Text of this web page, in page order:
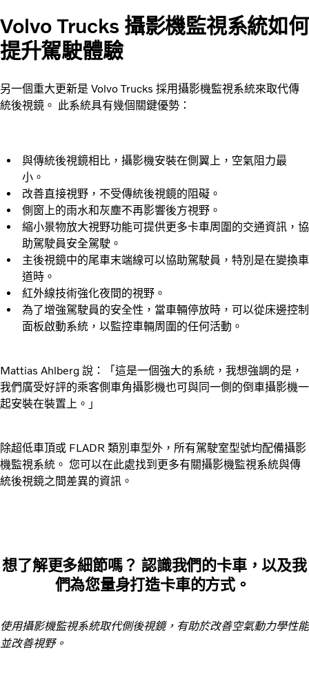
Volvo Trucks 攝影機監視系統如何
提升駕駛體驗
另一個重大更新是 Volvo Trucks 採用攝影機監視系統來取代傳
統後視鏡。 此系統具有幾個關鍵優勢：
與傳統後視鏡相比，攝影機安裝在側翼上，空氣阻力最
小。
改善直接視野，不受傳統後視鏡的阻礙。
側窗上的雨水和灰塵不再影響後方視野。
縮小景物放大視野功能可提供更多卡車周圍的交通資訊，協
助駕駛員安全駕駛。
主後視鏡中的尾車末端線可以協助駕駛員，特別是在變換車
道時。
紅外線技術強化夜間的視野。
為了增強駕駛員的安全性，當車輛停放時，可以從床邊控制
面板啟動系統，以監控車輛周圍的任何活動。
Mattias Ahlberg 說：「這是一個強大的系統，我想強調的是，
我們廣受好評的乘客側車角攝影機也可與同一側的倒車攝影機一
起安裝在裝置上。」
除超低車頂或 FLADR 類別車型外，所有駕駛室型號均配備攝影
機監視系統。 您可以在此處找到更多有關攝影機監視系統與傳
統後視鏡之間差異的資訊。
想了解更多細節嗎？ 認識我們的卡車，以及我
們為您量身打造卡車的方式。
使用攝影機監視系統取代側後視鏡，有助於改善空氣動力學性能
並改善視野。